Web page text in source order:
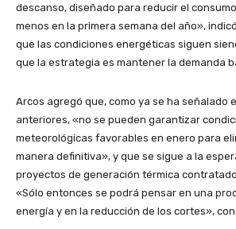
descanso, diseñado para reducir el
menos en la primera semana del año»,
que las condiciones energéticas siguen
que la estrategia es mantener la demanda
Arcos agregó que, como ya se ha señalado
anteriores, «no se pueden garantizar
meteorológicas favorables en enero para
manera definitiva», y que se sigue a la
proyectos de generación térmica
«Sólo entonces se podrá pensar en una
energía y en la reducción de los cortes»,